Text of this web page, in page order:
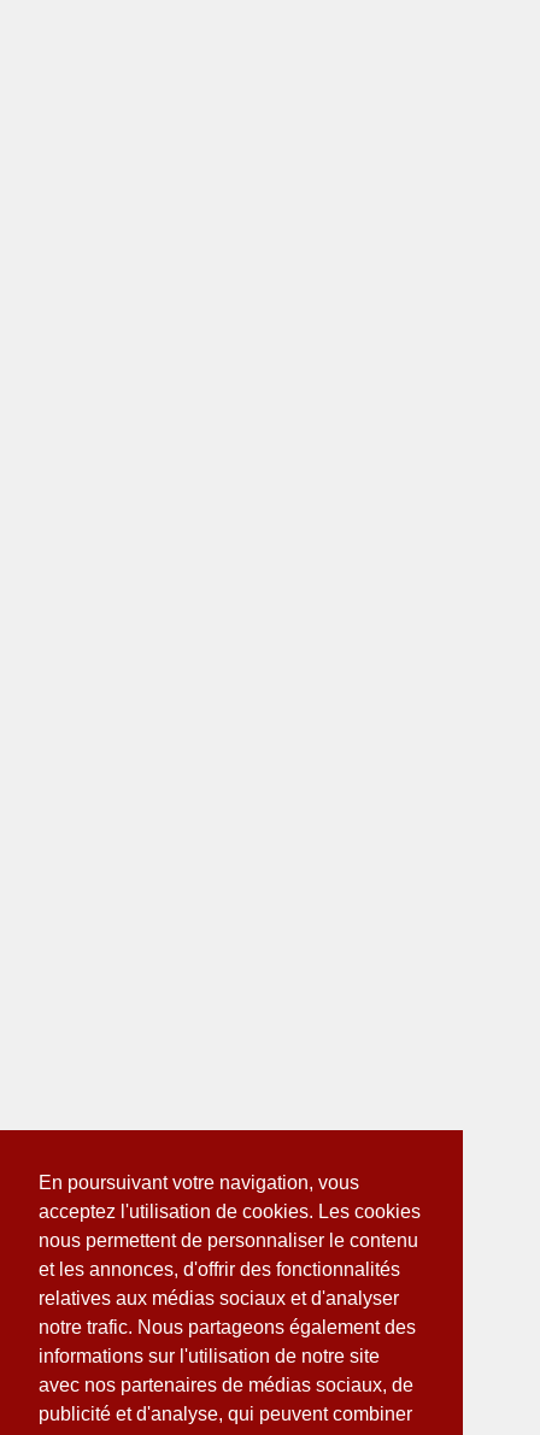
En poursuivant votre navigation, vous
acceptez l'utilisation de cookies. Les cookies
nous permettent de personnaliser le contenu
et les annonces, d'offrir des fonctionnalités
relatives aux médias sociaux et d'analyser
notre trafic. Nous partageons également des
informations sur l'utilisation de notre site
avec nos partenaires de médias sociaux, de
publicité et d'analyse, qui peuvent combiner